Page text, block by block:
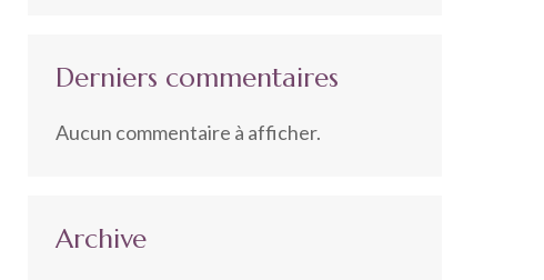
Derniers commentaires
Aucun commentaire à afficher.
Archive